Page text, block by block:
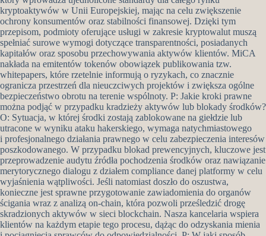
kryptoaktywów w Unii Europejskiej, mając na celu zwiększenie
ochrony konsumentów oraz stabilności finansowej. Dzięki tym
przepisom, podmioty oferujące usługi w zakresie kryptowalut muszą
spełniać surowe wymogi dotyczące transparentności, posiadanych
kapitałów oraz sposobu przechowywania aktywów klientów. MiCA
nakłada na emitentów tokenów obowiązek publikowania tzw.
whitepapers, które rzetelnie informują o ryzykach, co znacznie
ogranicza przestrzeń dla nieuczciwych projektów i zwiększa ogólne
bezpieczeństwo obrotu na terenie wspólnoty. P: Jakie kroki prawne
można podjąć w przypadku kradzieży aktywów lub blokady środków?
O: Sytuacja, w której środki zostają zablokowane na giełdzie lub
utracone w wyniku ataku hakerskiego, wymaga natychmiastowego
i profesjonalnego działania prawnego w celu zabezpieczenia interesów
poszkodowanego. W przypadku blokad prewencyjnych, kluczowe jest
przeprowadzenie audytu źródła pochodzenia środków oraz nawiązanie
merytorycznego dialogu z działem compliance danej platformy w celu
wyjaśnienia wątpliwości. Jeśli natomiast doszło do oszustwa,
konieczne jest sprawne przygotowanie zawiadomienia do organów
ścigania wraz z analizą on-chain, która pozwoli prześledzić drogę
skradzionych aktywów w sieci blockchain. Nasza kancelaria wspiera
klientów na każdym etapie tego procesu, dążąc do odzyskania mienia